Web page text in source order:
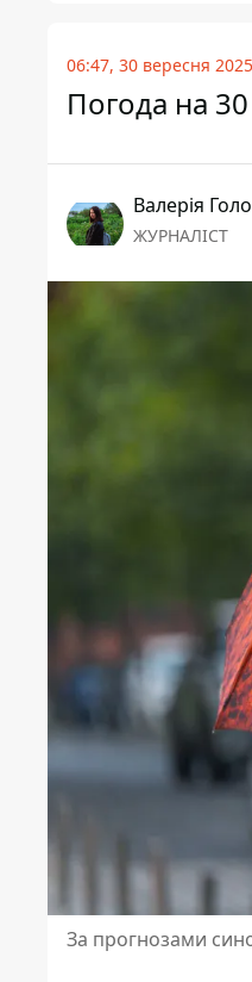
06:47, 30 вересня 2025
Погода на
Валерія
ЖУРНАЛІСТ
За прогнозами